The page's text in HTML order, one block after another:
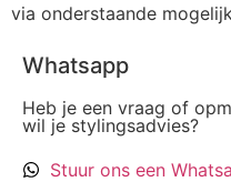
via onderstaande
Whatsapp
Heb je een vraag of
wil je stylingsadvies?
Stuur ons een